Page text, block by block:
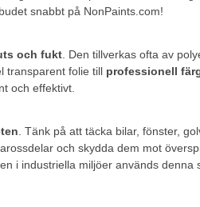
snabbt på NonPaints.com!
och fukt. Den tillverkas ofta av
transparent folie till professionell
och effektivt.
. Tänk på att täcka bilar, fönster,
och skydda dem mot
i industriella miljöer används denna